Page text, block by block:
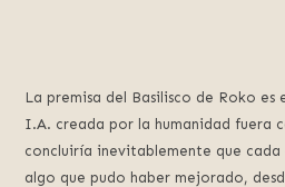
La premisa del Basilisco de Roko es
I.A. creada por la humanidad fuera
concluiría inevitablemente que
algo que pudo haber mejorado,